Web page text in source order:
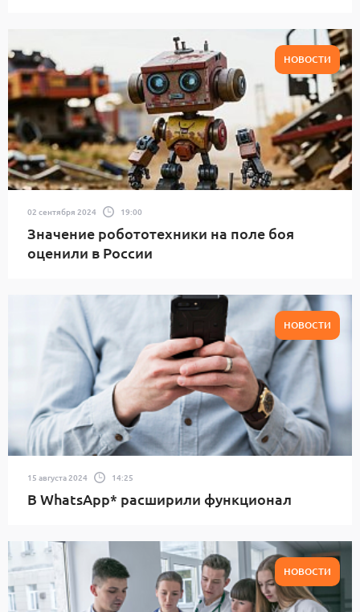
НОВОСТИ
02 сентября 2024 19:00
Значение робототехники на поле боя
оценили в России
НОВОСТИ
15 августа 2024 14:25
В WhatsApp* расширили функционал
НОВОСТИ